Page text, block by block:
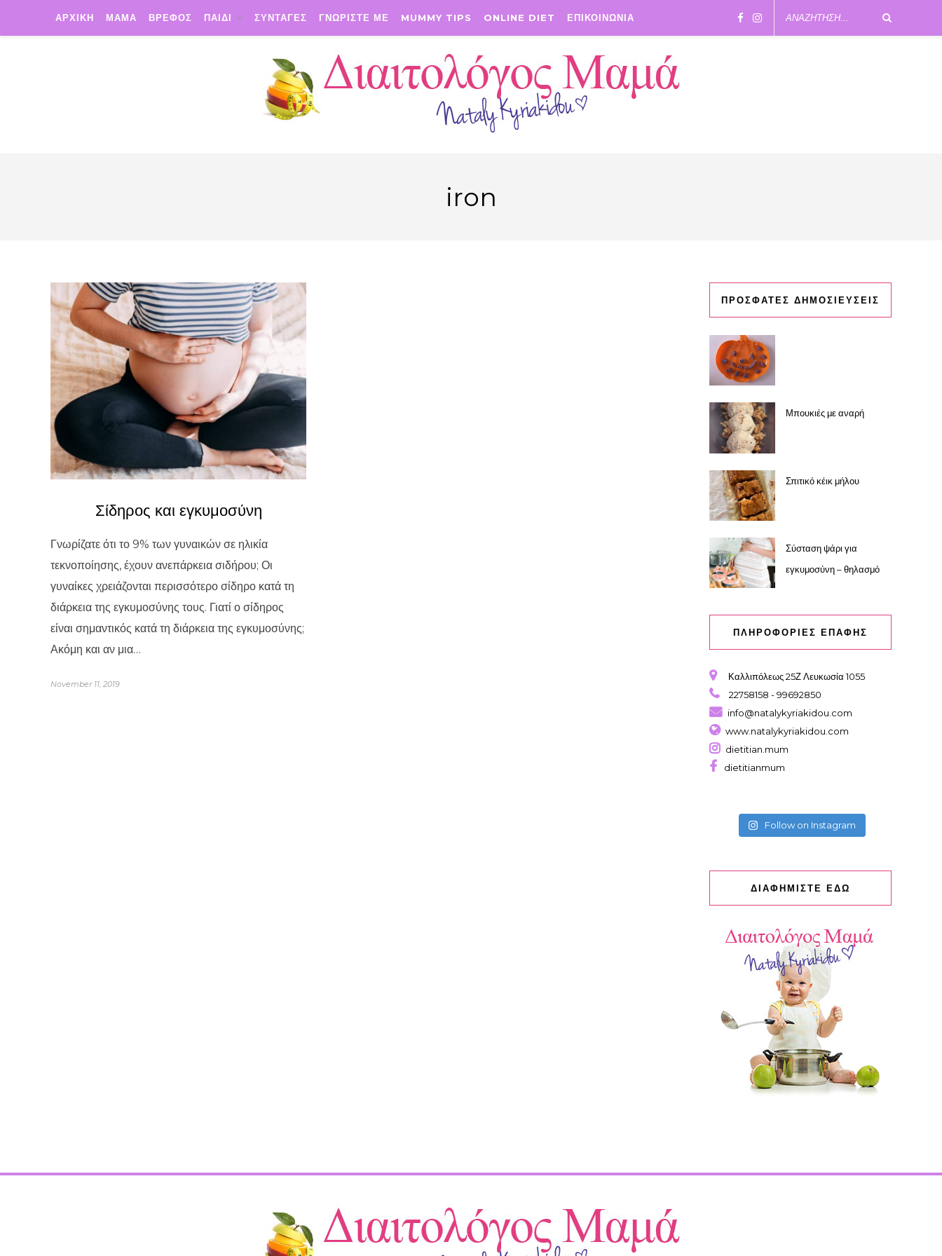
ΑΡΧΙΚΗ ΜΑΜΑ ΒΡΕΦΟΣ ΠΑΙΔΙ ΣΥΝΤΑΓΕΣ ΓΝΩΡΙΣΤΕ ΜΕ MUMMY TIPS ONLINE DIET ΕΠΙΚΟΙΝΩΝΙΑ
iron
Σίδηρος και εγκυμοσύνη
Γνωρίζατε ότι το 9% των γυναικών σε ηλικία
τεκνοποίησης, έχουν ανεπάρκεια σιδήρου; Οι
γυναίκες χρειάζονται περισσότερο σίδηρο κατά τη
διάρκεια της εγκυμοσύνης τους. Γιατί ο σίδηρος
είναι σημαντικός κατά τη διάρκεια της εγκυμοσύνης;
Ακόμη και αν μια…
November 11, 2019
ΠΡΟΣΦΑΤΕΣ ΔΗΜΟΣΙΕΥΣΕΙΣ
Μπουκιές με αναρή
Σπιτικό κέικ μήλου
Σύσταση ψάρι για
εγκυμοσύνη – θηλασμό
ΠΛΗΡΟΦΟΡΙΕΣ ΕΠΑΦΗΣ
Καλλιπόλεως 25Ζ Λευκωσία 1055
22758158 - 99692850
info@natalykyriakidou.com
www.natalykyriakidou.com
dietitian.mum
dietitianmum
Follow on Instagram
ΔΙΑΦΗΜΙΣΤΕ ΕΔΩ